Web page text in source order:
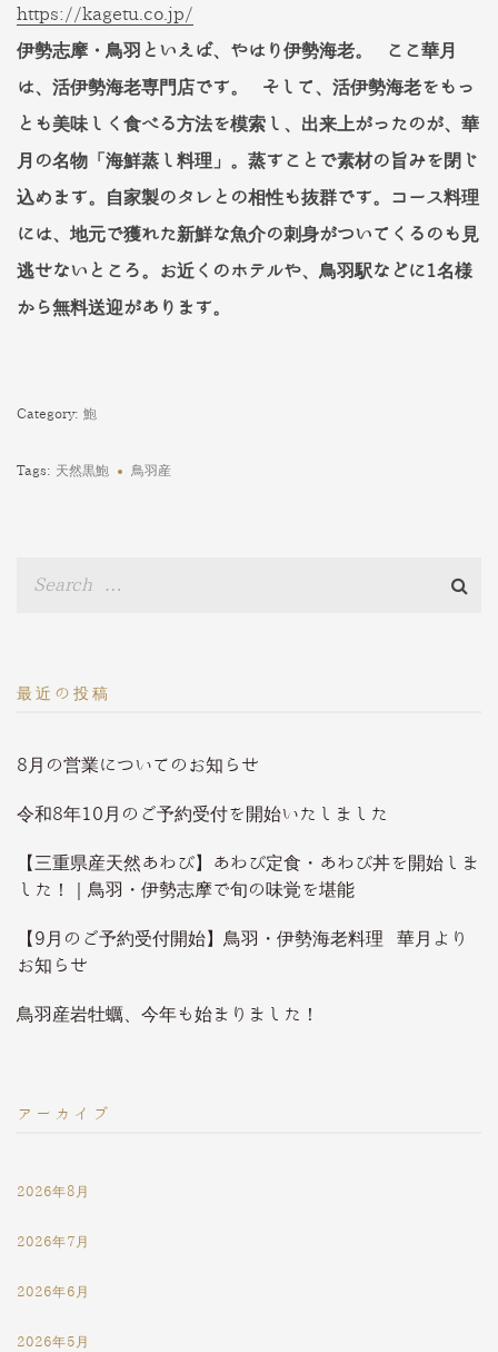
https://kagetu.co.jp/
伊勢志摩・鳥羽といえば、やはり伊勢海老。 ここ華月
は、活伊勢海老専門店です。 そして、活伊勢海老をもっ
とも美味しく食べる方法を模索し、出来上がったのが、華
月の名物「海鮮蒸し料理」。蒸すことで素材の旨みを閉じ
込めます。自家製のタレとの相性も抜群です。コース料理
には、地元で獲れた新鮮な魚介の刺身がついてくるのも見
逃せないところ。お近くのホテルや、鳥羽駅などに1名様
から無料送迎があります。
Category: 鮑
Tags: 天然黒鮑 鳥羽産
最近の投稿
8月の営業についてのお知らせ
令和8年10月のご予約受付を開始いたしました
【三重県産天然あわび】あわび定食・あわび丼を開始しま
した！｜鳥羽・伊勢志摩で旬の味覚を堪能
【9月のご予約受付開始】鳥羽・伊勢海老料理 華月より
お知らせ
鳥羽産岩牡蠣、今年も始まりました！
アーカイブ
2026年8月
2026年7月
2026年6月
2026年5月